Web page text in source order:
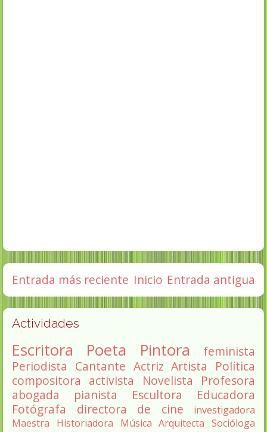
Entrada más reciente Entrada antigua
Inicio
Actividades
Escritora Poeta Pintora
feminista
Periodista Cantante Actriz Artista
Política
compositora activista Novelista
Profesora
abogada
pianista Escultora
Educadora
Fotógrafa
directora de cine
investigadora
Maestra
Historiadora Música Arquitecta Socióloga